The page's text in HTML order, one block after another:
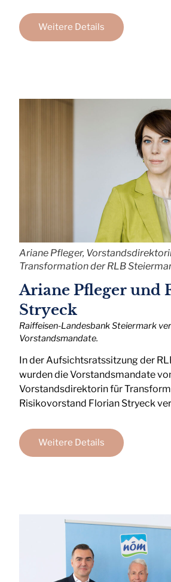
Weitere Details
Ariane Pfleger,
Transformation der RLB
Ariane Pfleger und
Stryeck
Raiffeisen-Landesbank Steiermark
Vorstandsmandate.
In der Aufsichtsratssitzung der
wurden die Vorstandsmandate
Vorstandsdirektorin für
Risikovorstand Florian Stryeck
Weitere Details